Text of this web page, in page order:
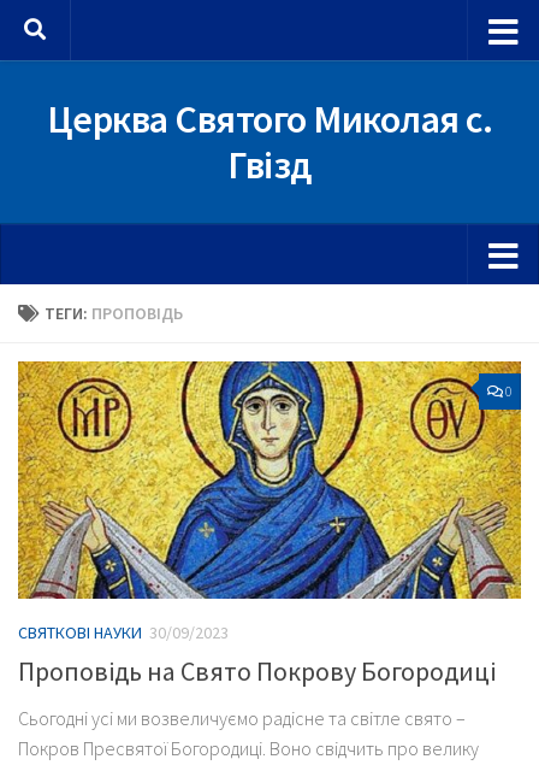
Skip to content
Церква Святого Миколая с.
Гвізд
ТЕГИ: ПРОПОВІДЬ
0
СВЯТКОВІ НАУКИ 30/09/2023
Проповідь на Свято Покрову Богородиці
Сьогодні усі ми возвеличуємо радісне та світле свято –
Покров Пресвятої Богородиці. Воно свідчить про велику